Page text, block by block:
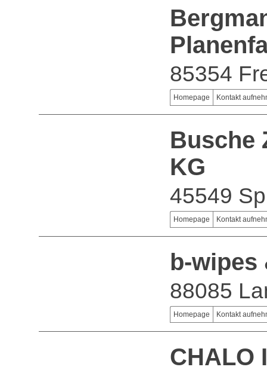
85354
Homepage Kontakt
Busche
KG
45549
Homepage Kontakt
b-wipes
88085
Homepage Kontakt
CHALO